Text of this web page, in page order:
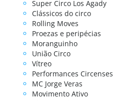
Super Circo Los Agady
Clássicos do circo
Rolling Moves
Proezas e peripécias
Moranguinho
União Circo
Vítreo
Performances Circenses
MC Jorge Veras
Movimento Ativo